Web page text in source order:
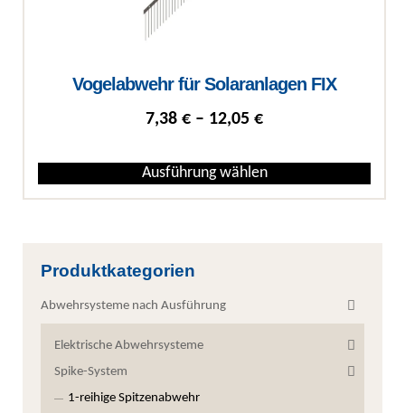
Vogelabwehr für Solaranlagen FIX
7,38 € – 12,05 €Preisspanne: 7,38
Ausführung wählen
Produktkategorien
Abwehrsysteme nach Ausführung
Elektrische Abwehrsysteme
Spike-System
1-reihige Spitzenabwehr